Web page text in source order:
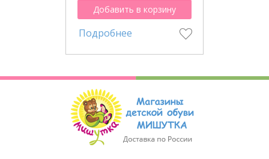
Добавить в корзину
Подробнее